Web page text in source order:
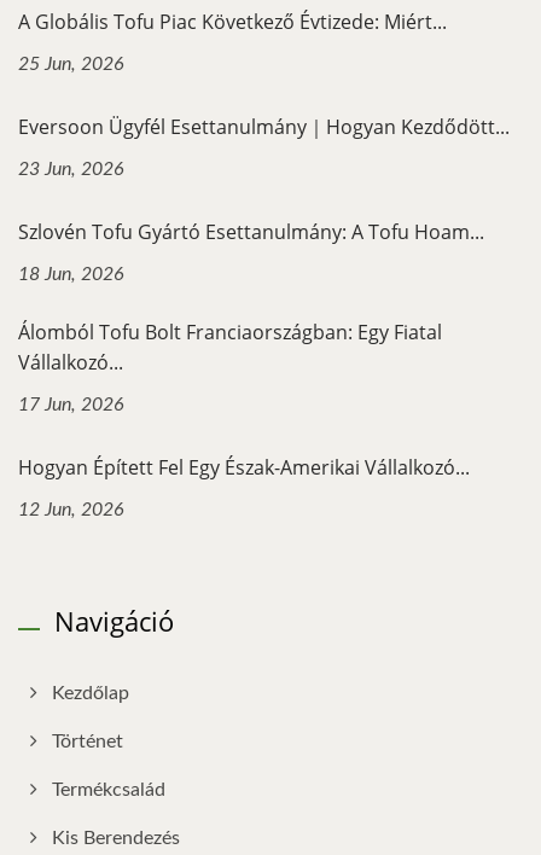
A Globális Tofu Piac Következő Évtizede: Miért...
25 Jun, 2026
Eversoon Ügyfél Esettanulmány｜Hogyan Kezdődött...
23 Jun, 2026
Szlovén Tofu Gyártó Esettanulmány: A Tofu Hoam...
18 Jun, 2026
Álomból Tofu Bolt Franciaországban: Egy Fiatal
Vállalkozó...
17 Jun, 2026
Hogyan Épített Fel Egy Észak-Amerikai Vállalkozó...
12 Jun, 2026
Navigáció
Kezdőlap
Történet
Termékcsalád
Kis Berendezés